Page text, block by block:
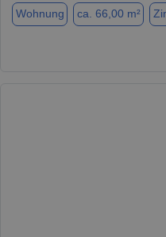
Wohnung ca. 66,00 m²